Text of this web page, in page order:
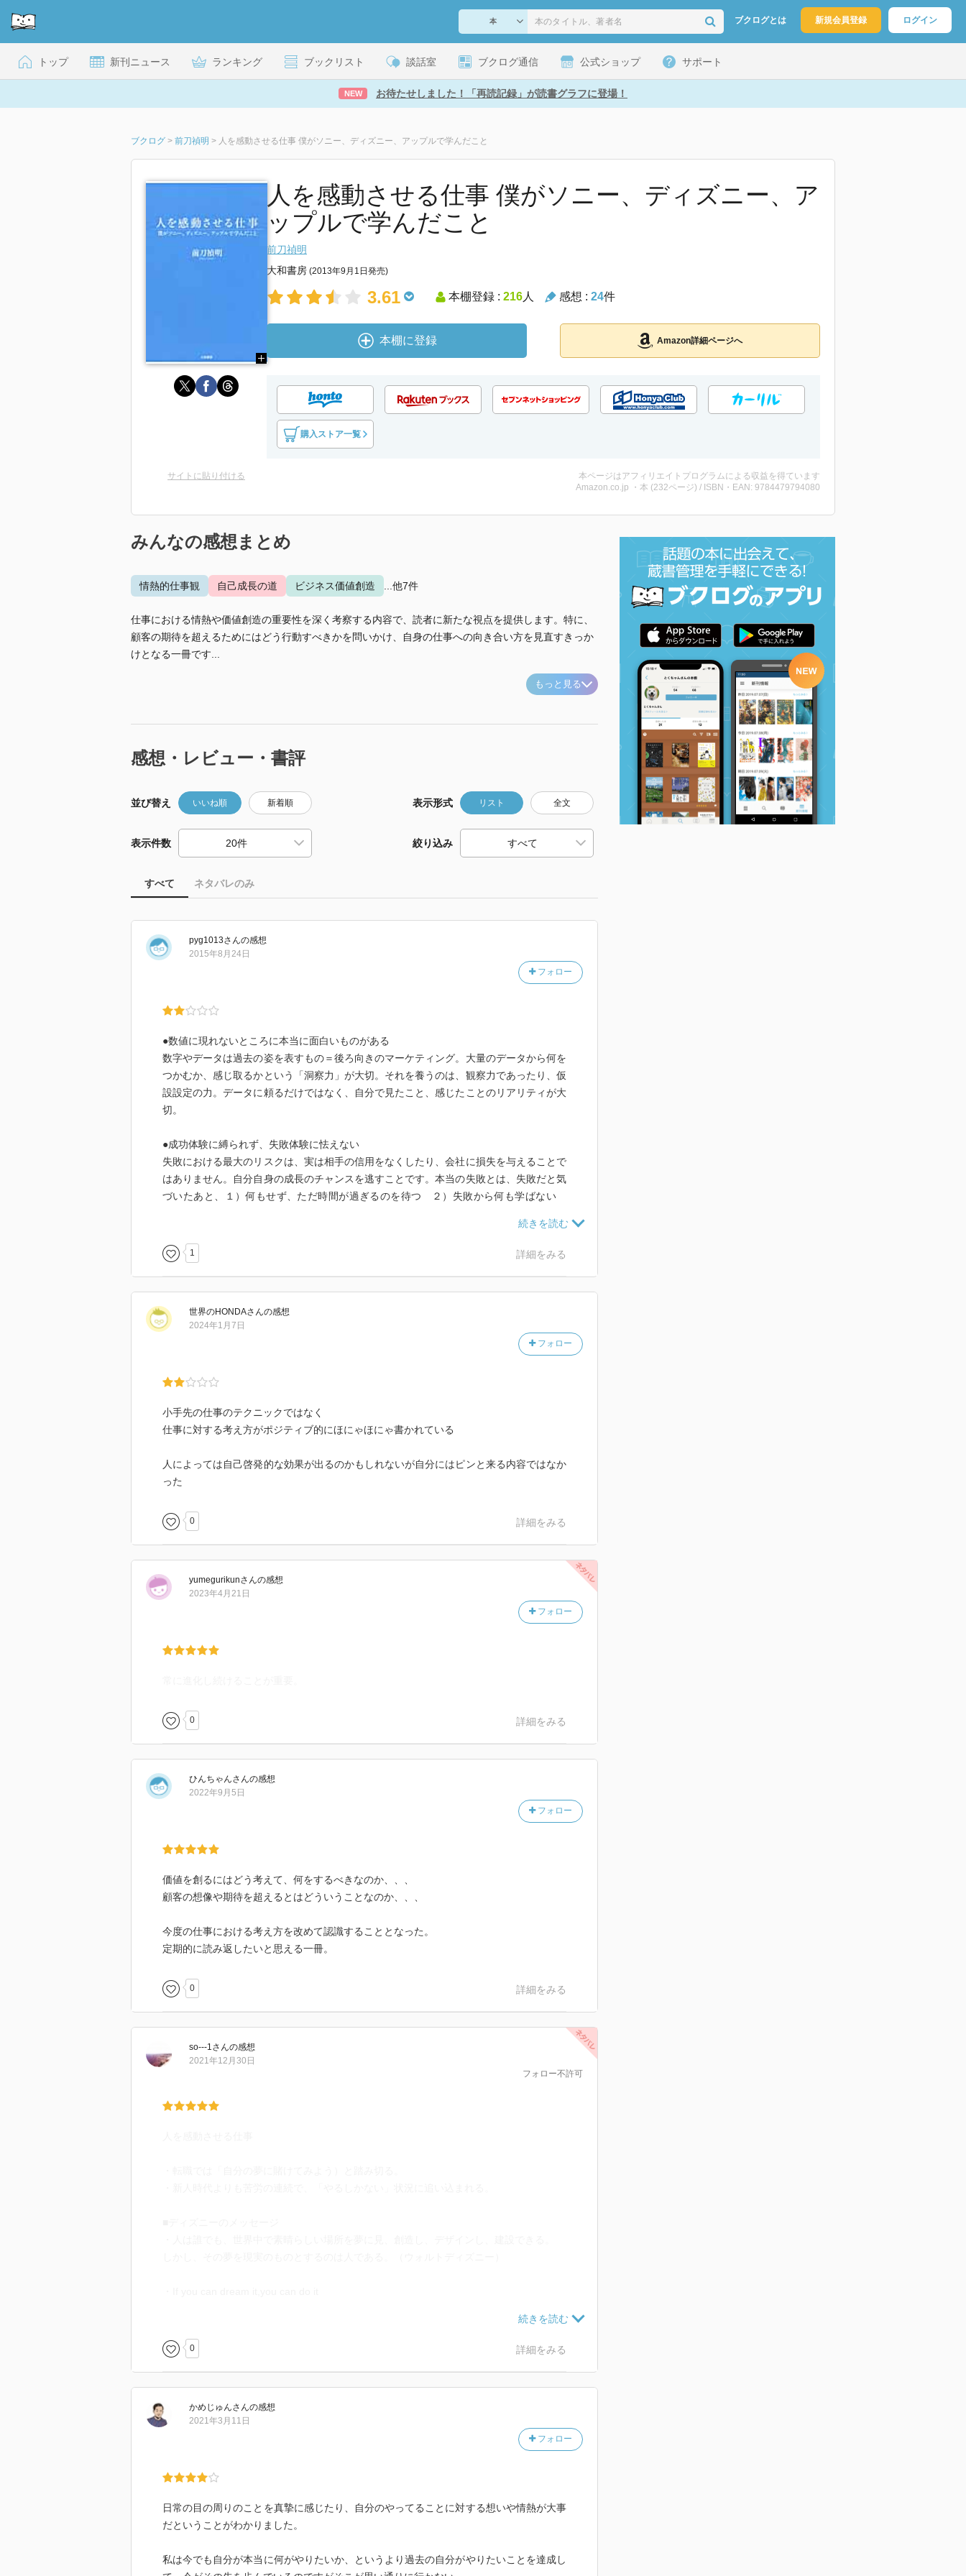
ブクログとは 新規会員登録 ログイン
トップ 新刊ニュース ランキング ブックリスト 談話室 ブクログ通信 公式ショップ サポート
NEW お待たせしました！「再読記録」が読書グラフに登場！
ブクログ > 前刀禎明 > 人を感動させる仕事 僕がソニー、ディズニー、アップルで学んだこと
人を感動させる仕事 僕がソニー、ディズニー、ア
ップルで学んだこと
前刀禎明
大和書房 (2013年9月1日発売)
3.61 本棚登録 : 216人 感想 : 24件
本棚に登録 Amazon詳細ページへ
購入ストア一覧
サイトに貼り付ける
本ページはアフィリエイトプログラムによる収益を得ています
Amazon.co.jp ・本 (232ページ) / ISBN・EAN: 9784479794080
みんなの感想まとめ
情熱的仕事観 自己成長の道 ビジネス価値創造 ...他7件
仕事における情熱や価値創造の重要性を深く考察する内容で、読者に新たな視点を提供します。特に、
顧客の期待を超えるためにはどう行動すべきかを問いかけ、自身の仕事への向き合い方を見直すきっか
けとなる一冊です...
もっと見る
感想・レビュー・書評
並び替え いいね順 新着順 表示形式 リスト 全文
表示件数 絞り込み
すべて ネタバレのみ
pyg1013さんの感想
フォロー
2015年8月24日
●数値に現れないところに本当に面白いものがある
数字やデータは過去の姿を表すもの＝後ろ向きのマーケティング。大量のデータから何を
つかむか、感じ取るかという「洞察力」が大切。それを養うのは、観察力であったり、仮
設設定の力。データに頼るだけではなく、自分で見たこと、感じたことのリアリティが大
切。
●成功体験に縛られず、失敗体験に怯えない
失敗における最大のリスクは、実は相手の信用をなくしたり、会社に損失を与えることで
はありません。自分自身の成長のチャンスを逃すことです。本当の失敗とは、失敗だと気
づいたあと、１）何もせず、ただ時間が過ぎるのを待つ ２）失敗から何も学ばない
れば、これ以外はすべて自分の資産になる、成功に転じる可能性を秘めているのです。
●既存の平均点だけを追っていると、ある日突然落ちこぼれになる可能性がある。ルール
●チャンスを待つのは、自分で探すより難しい
チャンスは自分で探すもの。自分が進む道にチャンスがないと気づいたら、方向を変えて
大多数の人は先頭を行く人が世の中を変えてくれるのを待っているだけ。周りを自分色に
「成功の秘密などない。好奇心を持って前に進んでいくことだ。前進することで、新しい
扉が開くのだ。」ｂｙウォルト・ディズニー
●人生を左右するのは「正解かどうか」ではない
人と同じことさえすれば必ず幸せになれるという確証はありません。むしろ、人と同じこ
は、成功するチャンスも、成功の元となり得る失敗のチャンスも、自らの手で奪っている
んだ結果を「正解にする」。
●感動を呼ぶのは、感動を伝えるしかない。
自分が本気で信じていること、感動したことを、自分の言葉で率直にまっすぐに伝えるこ
とでしか、感動を呼ぶことはありません。人の心を本質的に動かすには、まずは自分が日
常生活のなかで好奇心をふくらませ、物事をさまざまな角度から感じ取ってみる、自分の
1 詳細をみる
世界のHONDAさんの感想
フォロー
2024年1月7日
小手先の仕事のテクニックではなく
仕事に対する考え方がポジティブ的にほにゃほにゃ書かれている
人によっては自己啓発的な効果が出るのかもしれないが自分にはピンと来る内容ではなか
った
0 詳細をみる
yumegurikunさんの感想
フォロー
2023年4月21日
0 詳細をみる
ひんちゃんさんの感想
フォロー
2022年9月5日
価値を創るにはどう考えて、何をするべきなのか、、、
顧客の想像や期待を超えるとはどういうことなのか、、、
今度の仕事における考え方を改めて認識することとなった。
定期的に読み返したいと思える一冊。
0 詳細をみる
so---1さんの感想
フォロー不許可
2021年12月30日
・and the greatest of these is Confidence.
When you believe a thing,belive it all the way,implicitly and unquestionably.
だ）
・不況の中、自分が組織を変えるためには、まず自分自身が変わる。
①日々の生活から小さな発見を感じる
③考えた結果を行動する。
0 詳細をみる
かめじゅんさんの感想
フォロー
2021年3月11日
日常の目の周りのことを真摯に感じたり、自分のやってることに対する想いや情熱が大事
だということがわかりました。
私は今でも自分が本当に何がやりたいか、というより過去の自分がやりたいことを達成し